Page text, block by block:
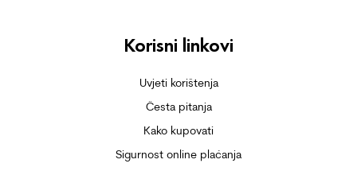
Korisni linkovi
Uvjeti korištenja
Česta pitanja
Kako kupovati
Sigurnost online plaćanja